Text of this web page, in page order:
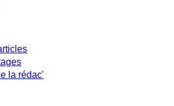
la rédac'